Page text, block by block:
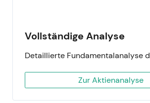
Vollständige Analyse
Detaillierte Fundamentalanalyse
Zur Aktienanalyse